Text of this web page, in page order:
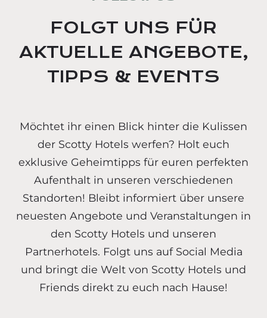
FOLGT UNS FÜR
AKTUELLE ANGEBOTE,
TIPPS & EVENTS
Möchtet ihr einen Blick hinter die Kulissen
der Scotty Hotels werfen? Holt euch
exklusive Geheimtipps für euren perfekten
Aufenthalt in unseren verschiedenen
Standorten! Bleibt informiert über unsere
neuesten Angebote und Veranstaltungen in
den Scotty Hotels und unseren
Partnerhotels. Folgt uns auf Social Media
und bringt die Welt von Scotty Hotels und
Friends direkt zu euch nach Hause!